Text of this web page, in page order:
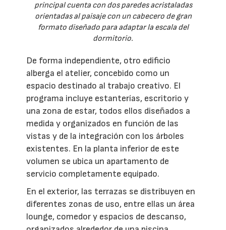
principal cuenta con dos paredes acristaladas
orientadas al paisaje con un cabecero de gran
formato diseñado para adaptar la escala del
dormitorio.
De forma independiente, otro edificio
alberga el atelier, concebido como un
espacio destinado al trabajo creativo. El
programa incluye estanterías, escritorio y
una zona de estar, todos ellos diseñados a
medida y organizados en función de las
vistas y de la integración con los árboles
existentes. En la planta inferior de este
volumen se ubica un apartamento de
servicio completamente equipado.
En el exterior, las terrazas se distribuyen en
diferentes zonas de uso, entre ellas un área
lounge, comedor y espacios de descanso,